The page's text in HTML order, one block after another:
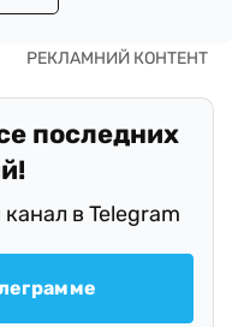
последних
в Telegram